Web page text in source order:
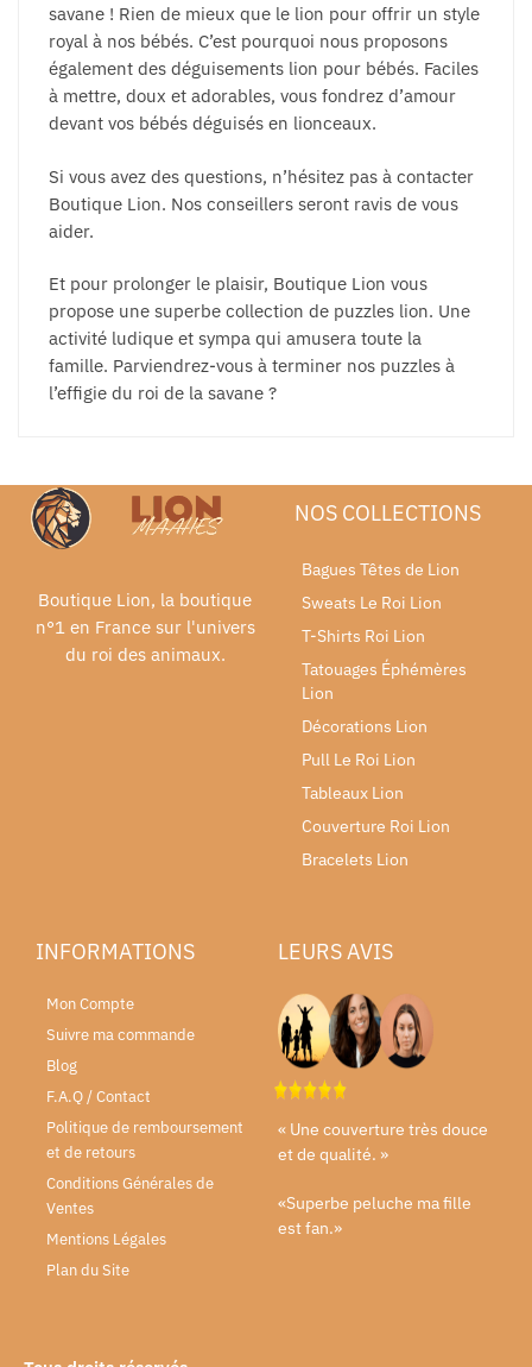
savane ! Rien de mieux que le lion pour offrir un style
royal à nos bébés. C’est pourquoi nous proposons
également des déguisements lion pour bébés. Faciles
à mettre, doux et adorables, vous fondrez d’amour
devant vos bébés déguisés en lionceaux.
Si vous avez des questions, n’hésitez pas à contacter
Boutique Lion. Nos conseillers seront ravis de vous
aider.
Et pour prolonger le plaisir, Boutique Lion vous
propose une superbe collection de puzzles lion. Une
activité ludique et sympa qui amusera toute la
famille. Parviendrez-vous à terminer nos puzzles à
l’effigie du roi de la savane ?
Boutique Lion, la boutique
n°1 en France sur l'univers
du roi des animaux.
NOS COLLECTIONS
Bagues Têtes de Lion
Sweats Le Roi Lion
T-Shirts Roi Lion
Tatouages Éphémères
Lion
Décorations Lion
Pull Le Roi Lion
Tableaux Lion
Couverture Roi Lion
Bracelets Lion
INFORMATIONS
Mon Compte
Suivre ma commande
Blog
F.A.Q / Contact
Politique de remboursement
et de retours
Conditions Générales de
Ventes
Mentions Légales
Plan du Site
LEURS AVIS
« Une couverture très douce
et de qualité. »
«Superbe peluche ma fille
est fan.»